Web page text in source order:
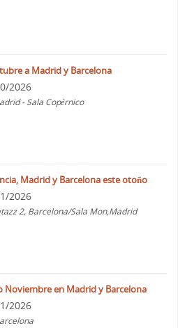
a Madrid y Barcelona
2026
- Sala Copérnico
Madrid y Barcelona este otoño
2026
2, Barcelona/Sala Mon,Madrid
Noviembre en Madrid y Barcelona
2026